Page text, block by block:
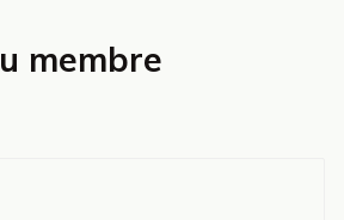
membre